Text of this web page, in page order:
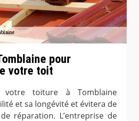
pour
votre toit
votre toiture à Tomblaine
et sa longévité et évitera de
réparation. L’entreprise de